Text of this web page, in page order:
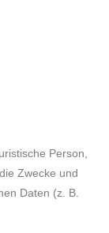
Person,
Zwecke und
Daten (z. B.